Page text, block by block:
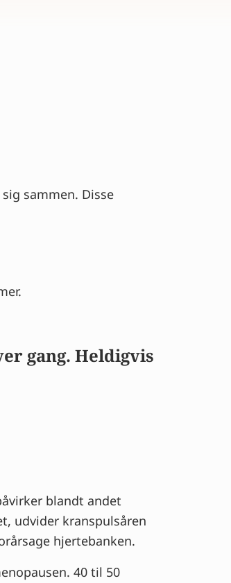
sammen. Disse
gang. Heldigvis
blandt andet
udvider kranspulsåren
hjertebanken.
40 til 50